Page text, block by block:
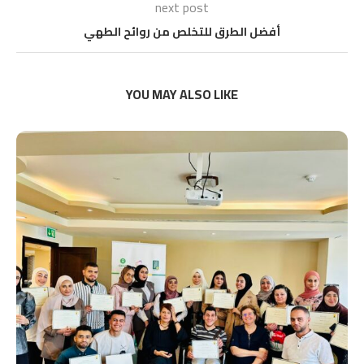
next post
أفضل الطرق للتخلص من روائح الطهي
YOU MAY ALSO LIKE